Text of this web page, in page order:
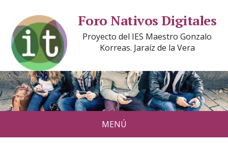
Foro Nativos Digitales
Proyecto del IES Maestro Gonzalo
Korreas. Jaraíz de la Vera
MENÚ